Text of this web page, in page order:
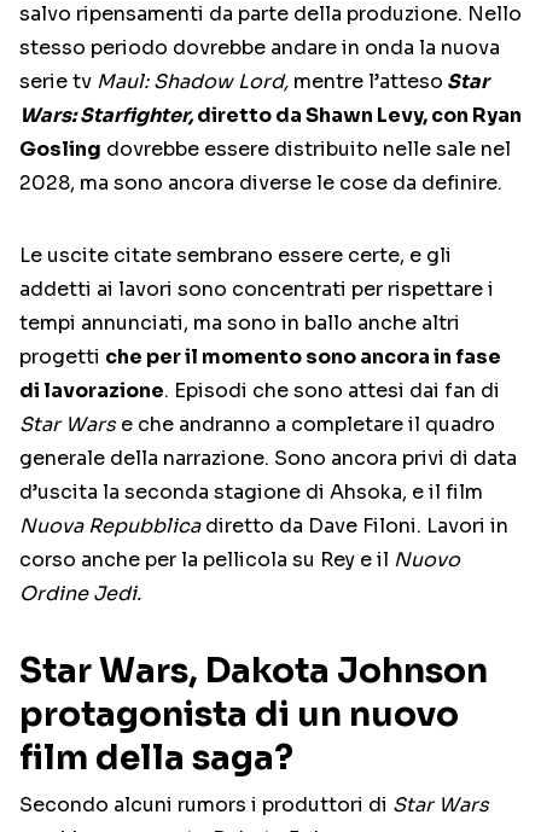
salvo ripensamenti da parte della produzione. Nello
stesso periodo dovrebbe andare in onda la nuova
serie tv Maul: Shadow Lord, mentre l’atteso Star
Wars: Starfighter,diretto da Shawn Levy, con Ryan
Gosling dovrebbe essere distribuito nelle sale nel
2028, ma sono ancora diverse le cose da definire.
Le uscite citate sembrano essere certe, e gli
addetti ai lavori sono concentrati per rispettare i
tempi annunciati, ma sono in ballo anche altri
progetti che per il momento sono ancora in fase
di lavorazione. Episodi che sono attesi dai fan di
Star Warse che andranno a completare il quadro
generale della narrazione. Sono ancora privi di data
d’uscita la seconda stagione di Ahsoka, e il film
Nuova Repubblicadiretto da Dave Filoni. Lavori in
corso anche per la pellicola su Rey e il Nuovo
Ordine Jedi.
Star Wars, Dakota Johnson
protagonista di un nuovo
film della saga?
Secondo alcuni rumors i produttori di Star Wars